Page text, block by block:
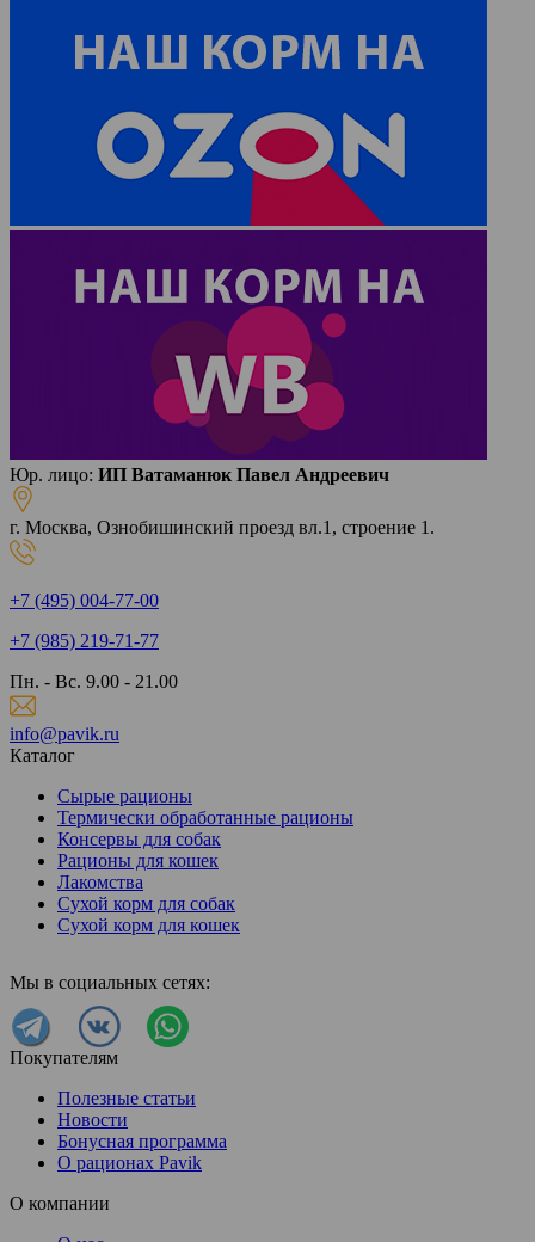
Юр. лицо: ИП Ватаманюк Павел Андреевич
г. Москва, Ознобишинский проезд вл.1, строение 1.
+7 (495) 004-77-00
+7 (985) 219-71-77
Пн. - Вс. 9.00 - 21.00
info@pavik.ru
Каталог
Сырые рационы
Термически обработанные рационы
Консервы для собак
Рационы для кошек
Лакомства
Сухой корм для собак
Сухой корм для кошек
Мы в социальных сетях:
Покупателям
Полезные статьи
Новости
Бонусная программа
О рационах Pavik
О компании